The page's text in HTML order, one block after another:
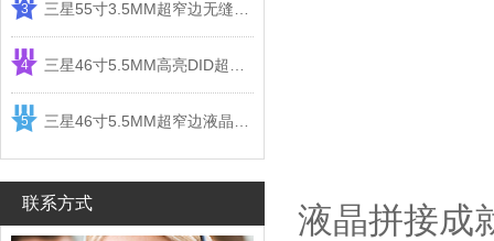
3
4
5
联系方式
液晶拼接成